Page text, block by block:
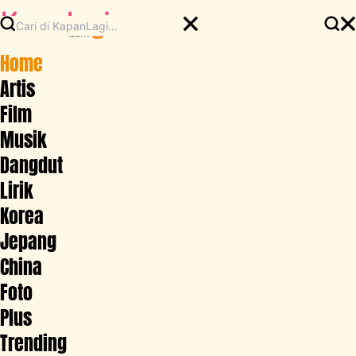
Home
Artis
Film
Musik
Dangdut
Lirik
Korea
Jepang
China
Foto
Plus
Trending